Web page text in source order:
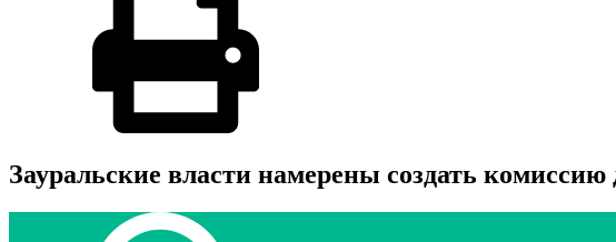
Зауральские власти намерены создать